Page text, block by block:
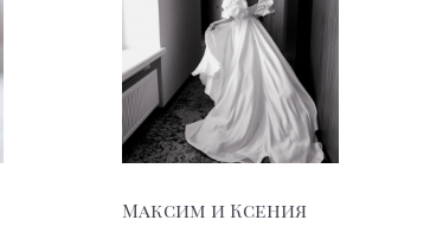
Максим и Ксения